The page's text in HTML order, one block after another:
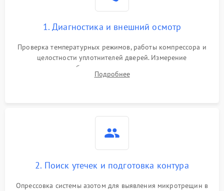
работе
2000 ₽ Подробнее →
1000 ₽
1800 ₽
1. Диагностика и внешний осмотр
Проверка температурных режимов, работы компрессора и
целостности уплотнителей дверей. Измерение
сопротивления обмоток мотора, проверка термостата и
считывание кодов ошибок с электронного дисплея.
Подробнее
2. Поиск утечек и подготовка контура
Опрессовка системы азотом для выявления микротрещин в